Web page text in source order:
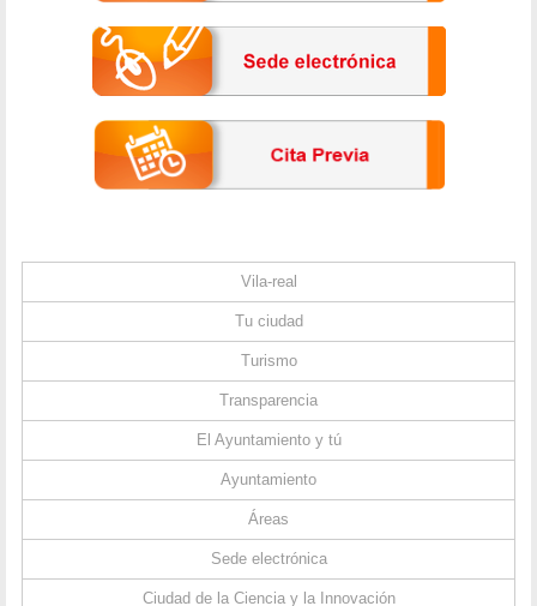
Vila-real
Tu ciudad
Turismo
Transparencia
El Ayuntamiento y tú
Ayuntamiento
Áreas
Sede electrónica
Ciudad de la Ciencia y la Innovación